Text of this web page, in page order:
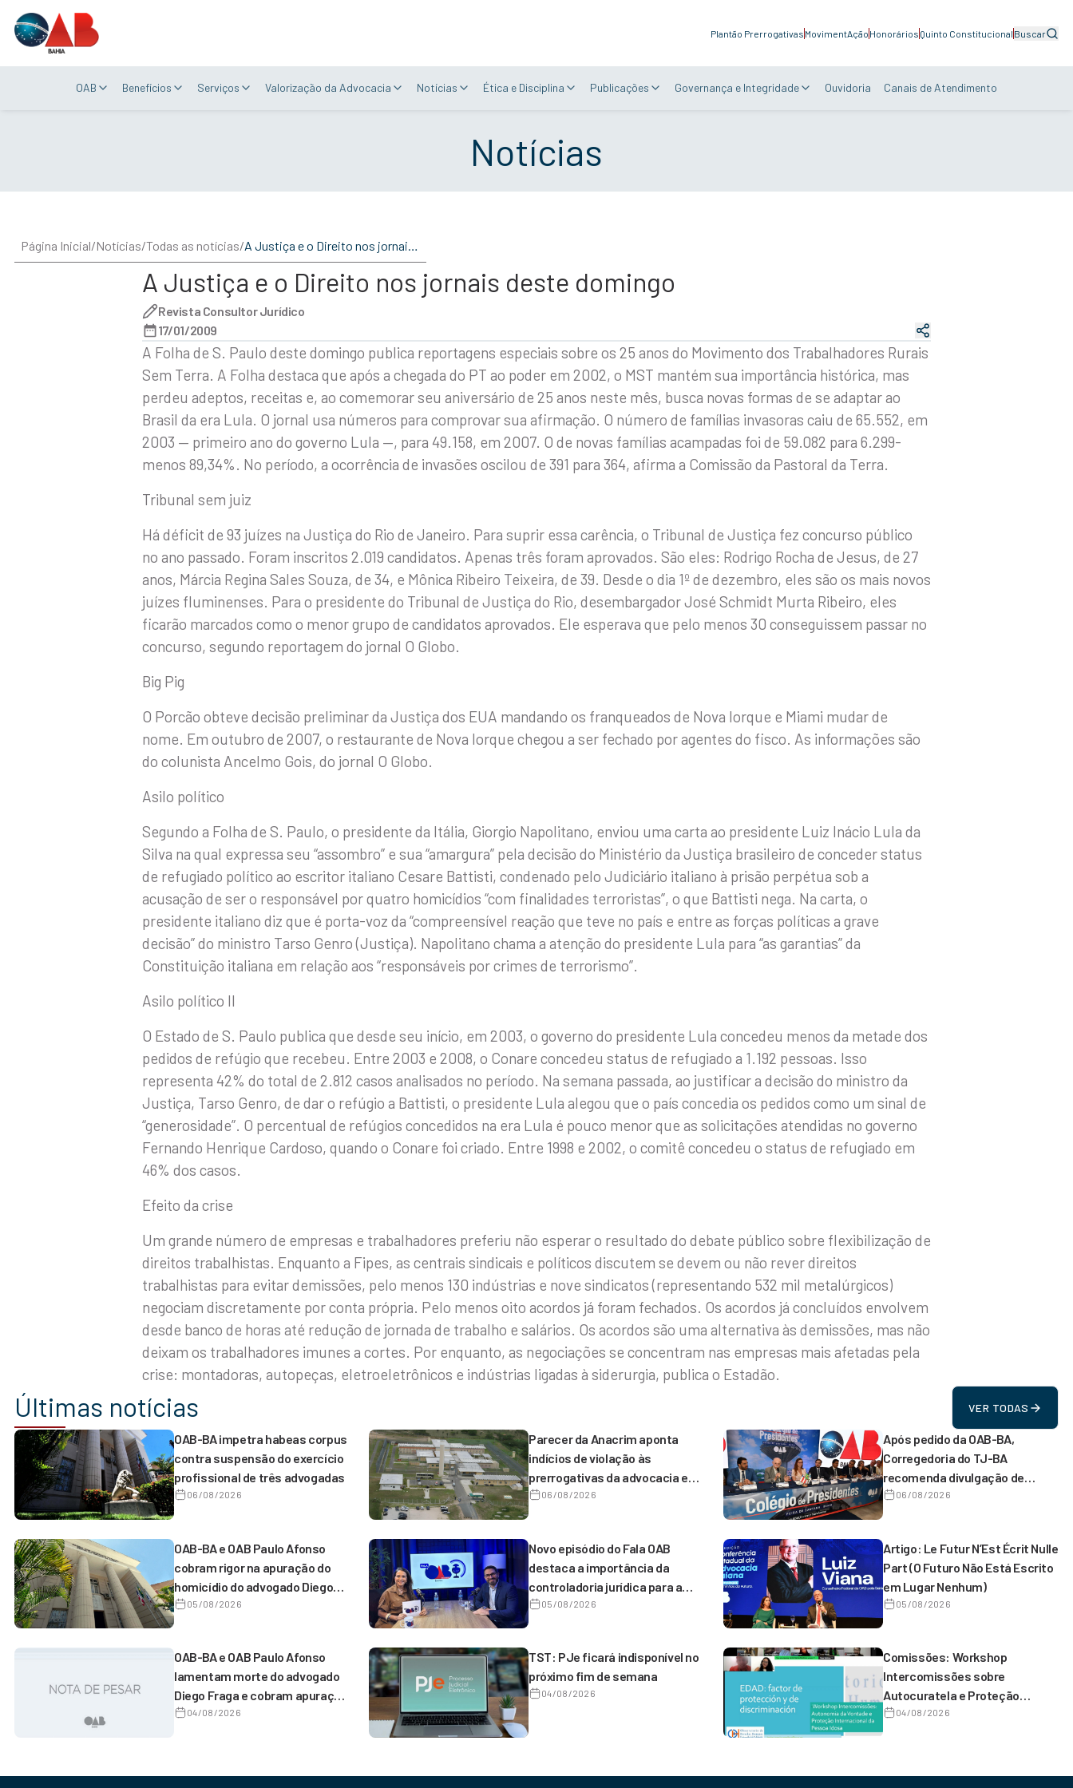
Plantão Prerrogativas MovimentAção Honorários Quinto Constitucional Buscar
OAB Benefícios Serviços Valorização da Advocacia Notícias Ética e Disciplina Publicações Governança e Integridade Ouvidoria Canais de Atendimento
Notícias
Página Inicial/Notícias/Todas as notícias/ A Justiça e o Direito nos jornais deste domingo
A Justiça e o Direito nos jornais deste domingo
Revista Consultor Jurídico
17/01/2009
A Folha de S. Paulo deste domingo publica reportagens especiais sobre os 25 anos do Movimento dos Trabalhadores Rurais
Sem Terra. A Folha destaca que após a chegada do PT ao poder em 2002, o MST mantém sua importância histórica, mas
perdeu adeptos, receitas e, ao comemorar seu aniversário de 25 anos neste mês, busca novas formas de se adaptar ao
Brasil da era Lula. O jornal usa números para comprovar sua afirmação. O número de famílias invasoras caiu de 65.552, em
2003 — primeiro ano do governo Lula —, para 49.158, em 2007. O de novas famílias acampadas foi de 59.082 para 6.299-
menos 89,34%. No período, a ocorrência de invasões oscilou de 391 para 364, afirma a Comissão da Pastoral da Terra.
Tribunal sem juiz
Há déficit de 93 juízes na Justiça do Rio de Janeiro. Para suprir essa carência, o Tribunal de Justiça fez concurso público
no ano passado. Foram inscritos 2.019 candidatos. Apenas três foram aprovados. São eles: Rodrigo Rocha de Jesus, de 27
anos, Márcia Regina Sales Souza, de 34, e Mônica Ribeiro Teixeira, de 39. Desde o dia 1º de dezembro, eles são os mais novos
juízes fluminenses. Para o presidente do Tribunal de Justiça do Rio, desembargador José Schmidt Murta Ribeiro, eles
ficarão marcados como o menor grupo de candidatos aprovados. Ele esperava que pelo menos 30 conseguissem passar no
concurso, segundo reportagem do jornal O Globo.
Big Pig
O Porcão obteve decisão preliminar da Justiça dos EUA mandando os franqueados de Nova Iorque e Miami mudar de
nome. Em outubro de 2007, o restaurante de Nova Iorque chegou a ser fechado por agentes do fisco. As informações são
do colunista Ancelmo Gois, do jornal O Globo.
Asilo político
Segundo a Folha de S. Paulo, o presidente da Itália, Giorgio Napolitano, enviou uma carta ao presidente Luiz Inácio Lula da
Silva na qual expressa seu “assombro” e sua “amargura” pela decisão do Ministério da Justiça brasileiro de conceder status
de refugiado político ao escritor italiano Cesare Battisti, condenado pelo Judiciário italiano à prisão perpétua sob a
acusação de ser o responsável por quatro homicídios “com finalidades terroristas”, o que Battisti nega. Na carta, o
presidente italiano diz que é porta-voz da “compreensível reação que teve no país e entre as forças políticas a grave
decisão” do ministro Tarso Genro (Justiça). Napolitano chama a atenção do presidente Lula para “as garantias” da
Constituição italiana em relação aos “responsáveis por crimes de terrorismo”.
Asilo político II
O Estado de S. Paulo publica que desde seu início, em 2003, o governo do presidente Lula concedeu menos da metade dos
pedidos de refúgio que recebeu. Entre 2003 e 2008, o Conare concedeu status de refugiado a 1.192 pessoas. Isso
representa 42% do total de 2.812 casos analisados no período. Na semana passada, ao justificar a decisão do ministro da
Justiça, Tarso Genro, de dar o refúgio a Battisti, o presidente Lula alegou que o país concedia os pedidos como um sinal de
“generosidade”. O percentual de refúgios concedidos na era Lula é pouco menor que as solicitações atendidas no governo
Fernando Henrique Cardoso, quando o Conare foi criado. Entre 1998 e 2002, o comitê concedeu o status de refugiado em
46% dos casos.
Efeito da crise
Um grande número de empresas e trabalhadores preferiu não esperar o resultado do debate público sobre flexibilização de
direitos trabalhistas. Enquanto a Fipes, as centrais sindicais e políticos discutem se devem ou não rever direitos
trabalhistas para evitar demissões, pelo menos 130 indústrias e nove sindicatos (representando 532 mil metalúrgicos)
negociam discretamente por conta própria. Pelo menos oito acordos já foram fechados. Os acordos já concluídos envolvem
desde banco de horas até redução de jornada de trabalho e salários. Os acordos são uma alternativa às demissões, mas não
deixam os trabalhadores imunes a cortes. Por enquanto, as negociações se concentram nas empresas mais afetadas pela
crise: montadoras, autopeças, eletroeletrônicos e indústrias ligadas à siderurgia, publica o Estadão.
Últimas notícias VER TODAS
OAB-BA impetra habeas corpus
contra suspensão do exercício
profissional de três advogadas
06/08/2026
Parecer da Anacrim aponta
indícios de violação às
prerrogativas da advocacia em
captação ambiental no
06/08/2026
Após pedido da OAB-BA,
Corregedoria do TJ-BA
recomenda divulgação de
horários preferenciais de
06/08/2026
OAB-BA e OAB Paulo Afonso
cobram rigor na apuração do
homicídio do advogado Diego
Fraga de Castro
05/08/2026
Novo episódio do Fala OAB
destaca a importância da
controladoria jurídica para a
gestão estratégica dos
05/08/2026
Artigo: Le Futur N’Est Écrit Nulle
Part (O Futuro Não Está Escrito
em Lugar Nenhum)
05/08/2026
OAB-BA e OAB Paulo Afonso
lamentam morte do advogado
Diego Fraga e cobram apuração
do homicídio
04/08/2026
TST: PJe ficará indisponível no
próximo fim de semana
04/08/2026
Comissões: Workshop
Intercomissões sobre
Autocuratela e Proteção
Internacional da Pessoa Idosa
04/08/2026